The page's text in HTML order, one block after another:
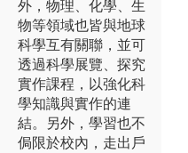
外，物理、化學、生
物等領域也皆與地球
科學互有關聯，並可
透過科學展覽、探究
實作課程，以強化科
學知識與實作的連
結。另外，學習也不
侷限於校內，走出戶